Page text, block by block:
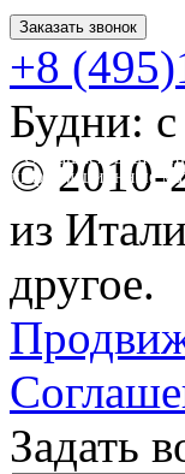
Заказать звонок
+8
Будни:
* Обращаем ваше
информационные
Гражданского
© 2010-
из
другое.
Задать